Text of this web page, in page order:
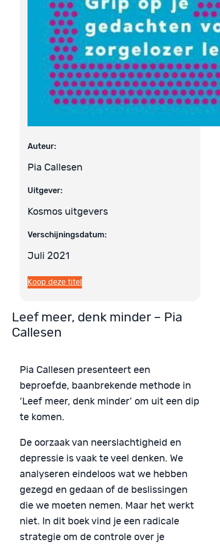
Auteur:
Pia Callesen
Uitgever:
Kosmos uitgevers
Verschijningsdatum:
Juli 2021
Koop deze titel
Leef meer, denk minder – Pia
Callesen
Pia Callesen presenteert een
beproefde, baanbrekende methode in
‘Leef meer, denk minder’ om uit een dip
te komen.
De oorzaak van neerslachtigheid en
depressie is vaak te veel denken. We
analyseren eindeloos wat we hebben
gezegd en gedaan of de beslissingen
die we moeten nemen. Maar het werkt
niet. In dit boek vind je een radicale
strategie om de controle over je